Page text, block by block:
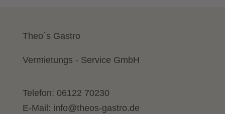
Theo´s Gastro
Vermietungs - Service GmbH
Telefon: 06122 70230
E-Mail: info@theos-gastro.de